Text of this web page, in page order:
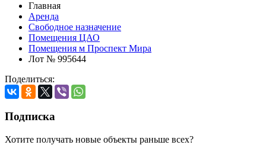
Главная
Аренда
Свободное назначение
Помещения ЦАО
Помещения м Проспект Мира
Лот № 995644
Поделиться:
Подписка
Хотите получать новые объекты раньше всех?